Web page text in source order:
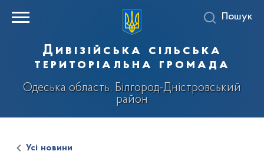
Дивізійська сільська
територіальна громада
Одеська область, Білгород-Дністровський
район
Пошук
Усі новини